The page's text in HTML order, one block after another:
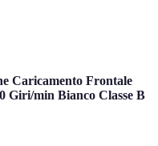
Caricamento Frontale
Giri/min Bianco Classe B